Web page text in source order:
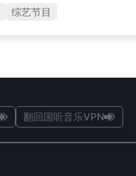
综艺节目
翻回国听音乐VPN